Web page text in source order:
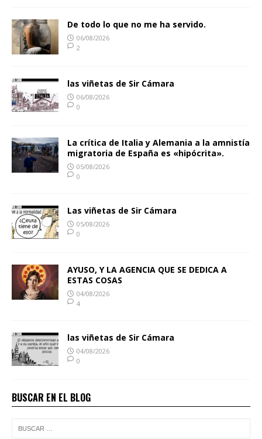
De todo lo que no me ha servido.
06/08/2026
2
las viñetas de Sir Cámara
06/08/2026
0
La crítica de Italia y Alemania a la amnistía
migratoria de España es «hipócrita».
05/08/2026
0
Las viñetas de Sir Cámara
05/08/2026
0
AYUSO, Y LA AGENCIA QUE SE DEDICA A
ESTAS COSAS
04/08/2026
4
las viñetas de Sir Cámara
04/08/2026
0
BUSCAR EN EL BLOG